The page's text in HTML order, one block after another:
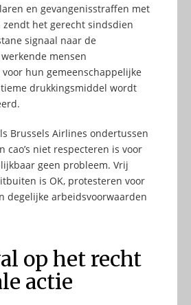
en gevangenisstraffen met
het gerecht sindsdien
signaal naar de
mensen
hun gemeenschappelijke
drukkingsmiddel wordt
Brussels Airlines ondertussen
cao’s niet respecteren is voor
geen probleem. Vrij
is OK, protesteren voor
degelijke arbeidsvoorwaarden
op het recht
actie